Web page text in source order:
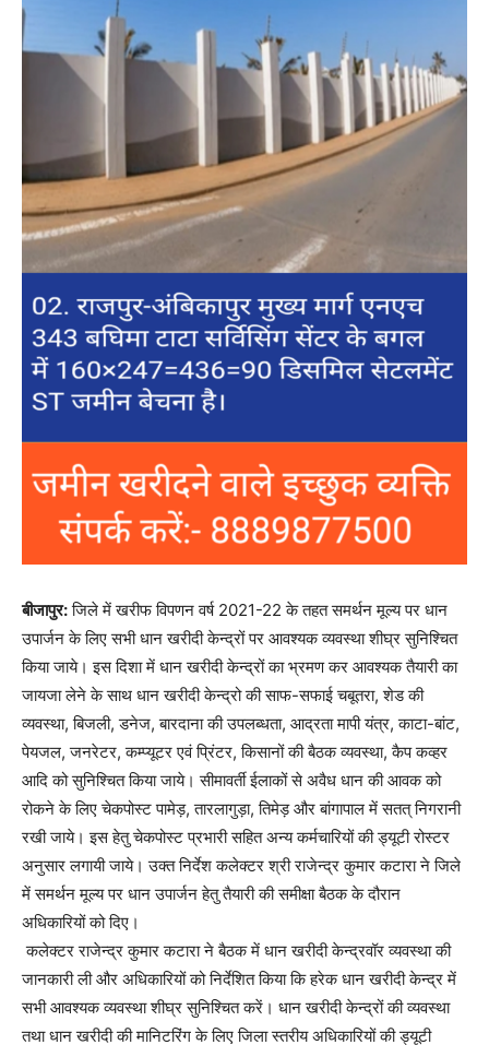
बीजापुर:जिले में खरीफ विपणन वर्ष 2021-22 के तहत समर्थन मूल्य पर धान
उपार्जन के लिए सभी धान खरीदी केन्द्रों पर आवश्यक व्यवस्था शीघ्र सुनिश्चित
किया जाये। इस दिशा में धान खरीदी केन्द्रों का भ्रमण कर आवश्यक तैयारी का
जायजा लेने के साथ धान खरीदी केन्द्रो की साफ-सफाई चबूतरा, शेड की
व्यवस्था, बिजली, डनेज, बारदाना की उपलब्धता, आद्रता मापी यंत्र, काटा-बांट,
पेयजल, जनरेटर, कम्प्यूटर एवं प्रिंटर, किसानों की बैठक व्यवस्था, कैप कव्हर
आदि को सुनिश्चित किया जाये। सीमावर्ती ईलाकों से अवैध धान की आवक को
रोकने के लिए चेकपोस्ट पामेड़, तारलागुड़ा, तिमेड़ और बांगापाल में सतत् निगरानी
रखी जाये। इस हेतु चेकपोस्ट प्रभारी सहित अन्य कर्मचारियों की ड्यूटी रोस्टर
अनुसार लगायी जाये। उक्त निर्देश कलेक्टर श्री राजेन्द्र कुमार कटारा ने जिले
में समर्थन मूल्य पर धान उपार्जन हेतु तैयारी की समीक्षा बैठक के दौरान
अधिकारियों को दिए।
कलेक्टर राजेन्द्र कुमार कटारा ने बैठक में धान खरीदी केन्द्रवॉर व्यवस्था की
जानकारी ली और अधिकारियों को निर्देशित किया कि हरेक धान खरीदी केन्द्र में
सभी आवश्यक व्यवस्था शीघ्र सुनिश्चित करें। धान खरीदी केन्द्रों की व्यवस्था
तथा धान खरीदी की मानिटरिंग के लिए जिला स्तरीय अधिकारियों की ड्यूटी